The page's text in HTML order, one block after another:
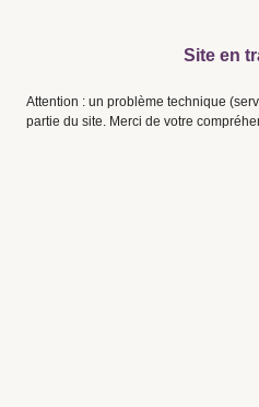
Site en
Attention : un problème technique
partie du site. Merci de votre